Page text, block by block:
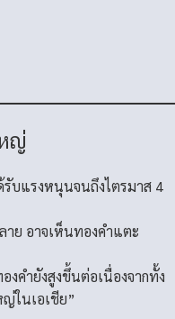
ญ่
รับแรงหนุนจนถึงไตรมาส 4
ย อาจเห็นทองคำแตะ
งคำยังสูงขึ้นต่อเนื่องจากทั้ง
ในเอเชีย”